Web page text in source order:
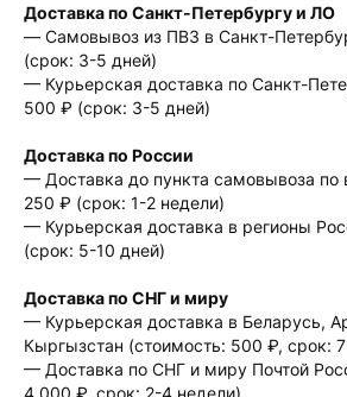
Доставка по Санкт-Петербургу и ЛО
— Cамовывоз из ПВЗ в Санкт-
(срок: 3-5 дней)
— Курьерская доставка по Санкт-
500 ₽ (срок: 3-5 дней)
Доставка по России
— Доставка до пункта самовывоза по
250 ₽ (срок: 1-2 недели)
— Курьерская доставка в регионы
(срок: 5-10 дней)
Доставка по СНГ и миру
— Курьерская доставка в Беларусь,
Кыргызстан (стоимость: 500 ₽, срок:
— Доставка по СНГ и миру Почтой
4.000 ₽, срок: 2-4 недели)